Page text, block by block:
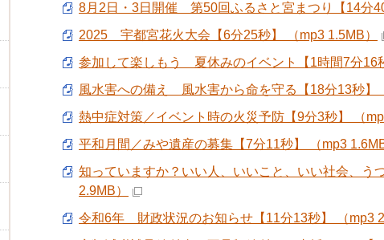
8月2日・3日開催 第50回ふるさと宮まつり【14分
2025 宇都宮花火大会【6分25秒】 （mp3 1.5MB）
参加して楽しもう 夏休みのイベント【1時間7分16
風水害への備え 風水害から命を守る【18分13秒】
熱中症対策／イベント時の火災予防【9分3秒】 （
平和月間／みや遺産の募集【7分11秒】 （mp3 1.6MB
知っていますか？いい人、いいこと、いい社会、
2.9MB）
令和6年 財政状況のお知らせ【11分13秒】 （mp3